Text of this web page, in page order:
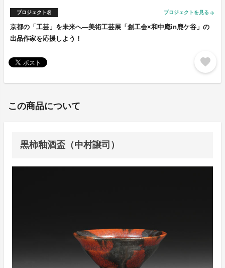
プロジェクト名 プロジェクトを見る arrow_forward
京都の「工芸」を未来へ―美術工芸展「創工会×和中庵in鹿ケ谷」の
出品作家を応援しよう！
favorite
この商品について
黒柿釉酒盃（中村譲司）